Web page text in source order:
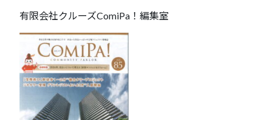
有限会社クルーズComiPa！編集室